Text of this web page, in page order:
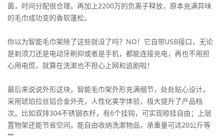
菌，时间分配很合理。再加上2200万的负离子释放，原本充满异味
的毛巾成功变的香软蓬松。
你以为智能毛巾架除了这些就没了吗？NO！它自带USB接口，无论
是剃须刀还是电动牙刷抑或者是手机，都能连接充电，再也不用担
心用电慌，就算在洗漱也不担心上网和追剧啦！
最后来说说外形这块，智能毛巾架外形充满细节，处处贴心设计。
采用琥珀拉丝铝合金外壳，人性化美学体验，极大提升了产品档
次。比如双排304不锈钢衣杆，有6个挂钩，可实现晾挂自由；上层
置物架还能节省空间，能自由收纳洗漱物品，承重量可达20公斤等